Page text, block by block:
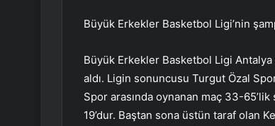
Büyük Erkekler Basketbol Ligi’nin
Büyük Erkekler Basketbol Ligi
aldı. Ligin sonuncusu Turgut Özal
Spor arasında oynanan maç 33-
19’dur. Baştan sona üstün taraf olan